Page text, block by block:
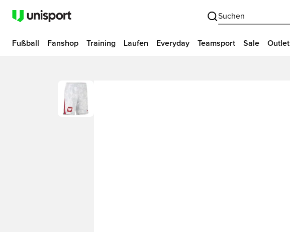
Suchen
Fußball Fanshop Training Laufen Everyday Teamsport Sale Outlet